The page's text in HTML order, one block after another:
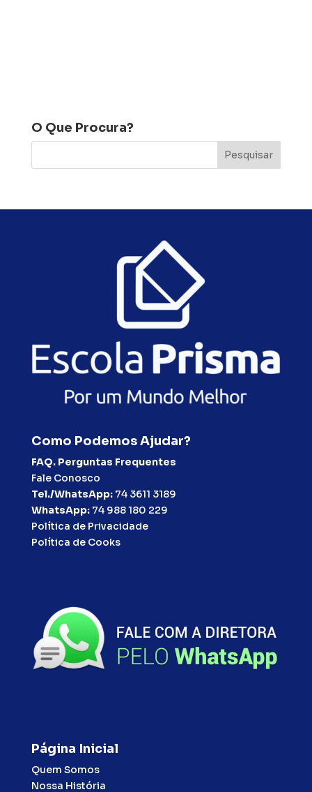
O Que Procura?
Como Podemos Ajudar?
FAQ. Perguntas Frequentes
Fale Conosco
Tel./WhatsApp: 74 3611 3189
WhatsApp: 74 988 180 229
Política de Privacidade
Política de Cooks
Página Inicial
Quem Somos
Nossa História